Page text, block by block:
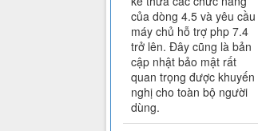
của dòng 4.5 và yêu cầu
máy chủ hỗ trợ php 7.4
trở lên. Đây cũng là bản
cập nhật bảo mật rất
quan trọng được khuyến
nghị cho toàn bộ người
dùng.